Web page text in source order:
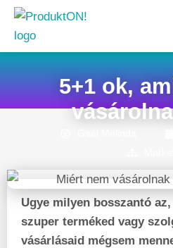
5+1 ok,
Ugye milyen bosszantó
szuper terméked vagy
vásárlásaid mégsem